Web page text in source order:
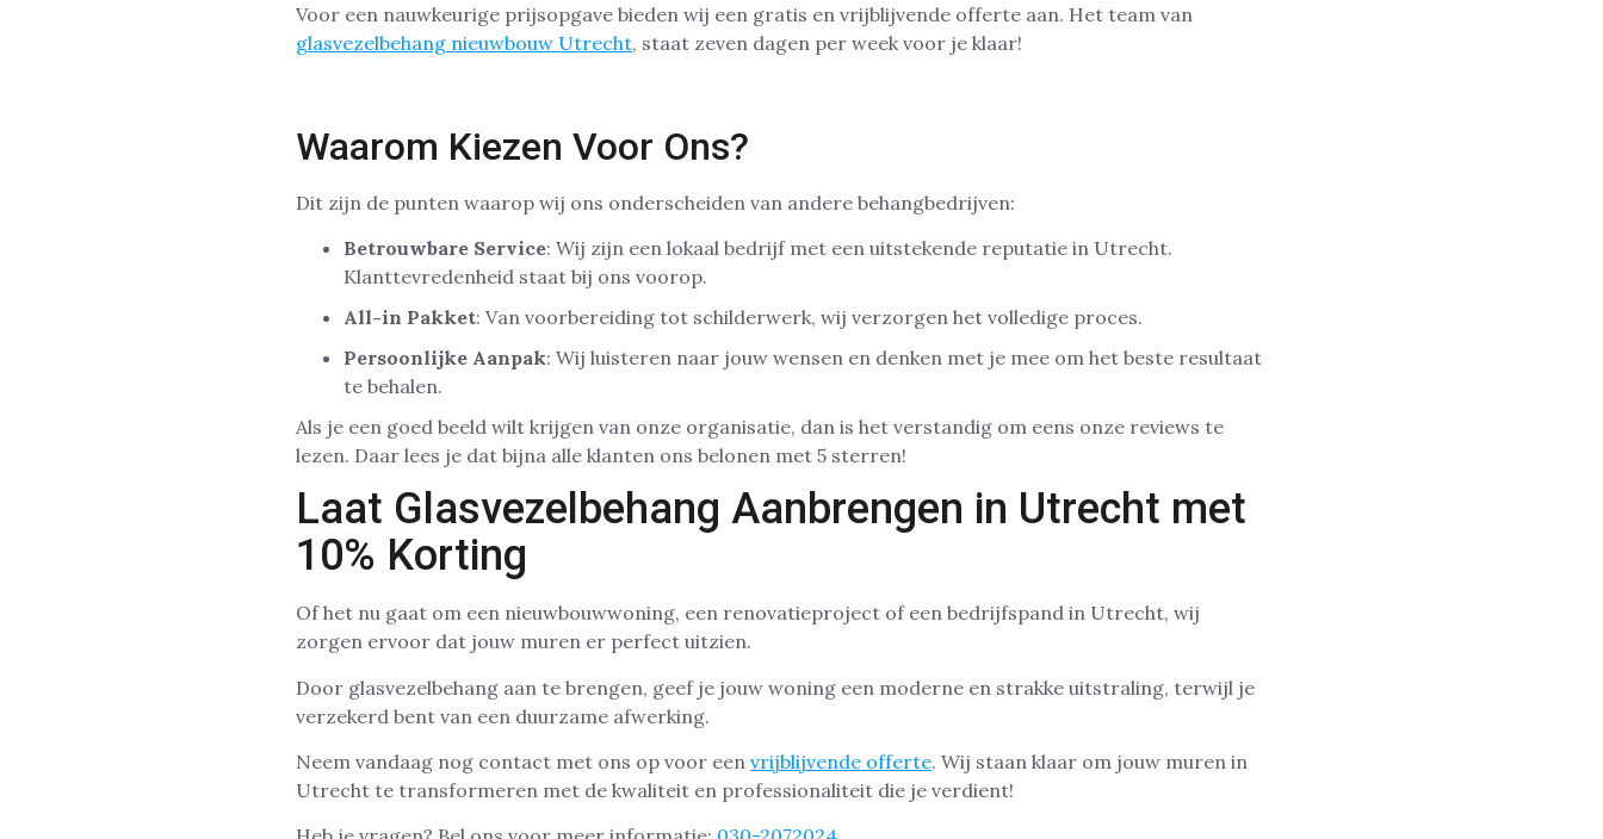
Voor een nauwkeurige prijsopgave bieden wij een gratis en vrijblijvende offerte aan. Het team van
glasvezelbehang nieuwbouw Utrecht, staat zeven dagen per week voor je klaar!
Waarom Kiezen Voor Ons?
Dit zijn de punten waarop wij ons onderscheiden van andere behangbedrijven:
Betrouwbare Service: Wij zijn een lokaal bedrijf met een uitstekende reputatie in Utrecht.
Klanttevredenheid staat bij ons voorop.
All-in Pakket: Van voorbereiding tot schilderwerk, wij verzorgen het volledige proces.
Persoonlijke Aanpak: Wij luisteren naar jouw wensen en denken met je mee om het beste resultaat
te behalen.
Als je een goed beeld wilt krijgen van onze organisatie, dan is het verstandig om eens onze reviews te
lezen. Daar lees je dat bijna alle klanten ons belonen met 5 sterren!
Laat Glasvezelbehang Aanbrengen in Utrecht met
10% Korting
Of het nu gaat om een nieuwbouwwoning, een renovatieproject of een bedrijfspand in Utrecht, wij
zorgen ervoor dat jouw muren er perfect uitzien.
Door glasvezelbehang aan te brengen, geef je jouw woning een moderne en strakke uitstraling, terwijl je
verzekerd bent van een duurzame afwerking.
Neem vandaag nog contact met ons op voor een vrijblijvende offerte. Wij staan klaar om jouw muren in
Utrecht te transformeren met de kwaliteit en professionaliteit die je verdient!